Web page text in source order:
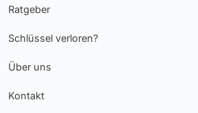
Ratgeber
Schlüssel verloren?
Über uns
Kontakt